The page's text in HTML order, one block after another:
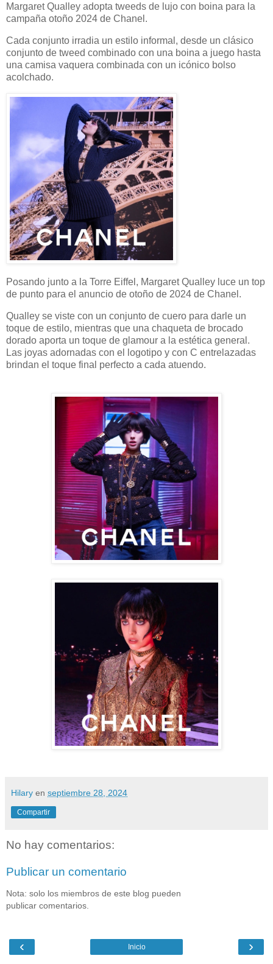
Margaret Qualley adopta tweeds de lujo con boina para la
campaña otoño 2024 de Chanel.
Cada conjunto irradia un estilo informal, desde un clásico
conjunto de tweed combinado con una boina a juego hasta
una camisa vaquera combinada con un icónico bolso
acolchado.
Posando junto a la Torre Eiffel, Margaret Qualley luce un top
de punto para el anuncio de otoño de 2024 de Chanel.
Qualley se viste con un conjunto de cuero para darle un
toque de estilo, mientras que una chaqueta de brocado
dorado aporta un toque de glamour a la estética general.
Las joyas adornadas con el logotipo y con C entrelazadas
brindan el toque final perfecto a cada atuendo.
Hilary en septiembre 28, 2024
Compartir
No hay comentarios:
Publicar un comentario
Nota: solo los miembros de este blog pueden
publicar comentarios.
‹ ›
Inicio